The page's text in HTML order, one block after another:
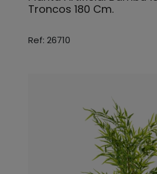
Troncos 180 Cm.
Ref: 26710